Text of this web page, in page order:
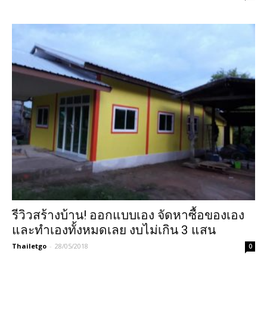
รีวิวสร้างบ้าน! ออกแบบเอง จัดหาซื้อของเอง
และทำเองทั้งหมดเลย งบไม่เกิน 3 แสน
Thailetgo - 28/05/2018 0